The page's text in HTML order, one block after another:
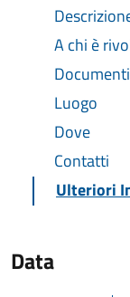
A chi è
Luogo
Dove
Contatti
Ulteriori
Data